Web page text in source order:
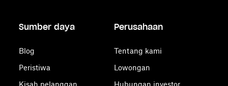
Sumber daya
Blog
Peristiwa
Kisah pelanggan
Perusahaan
Tentang kami
Lowongan
Hubungan investor